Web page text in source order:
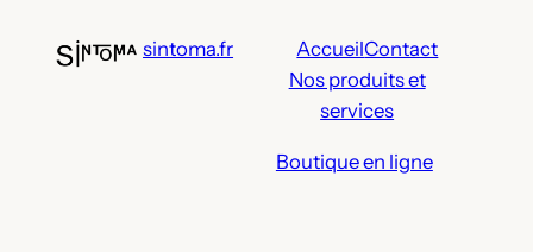
sintoma.fr AccueilContact
Nos produits et
services
Boutique en ligne